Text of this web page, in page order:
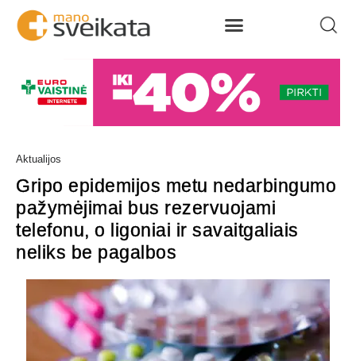
Aktualijos
Gripo epidemijos metu nedarbingumo
pažymėjimai bus rezervuojami
telefonu, o ligoniai ir savaitgaliais
neliks be pagalbos